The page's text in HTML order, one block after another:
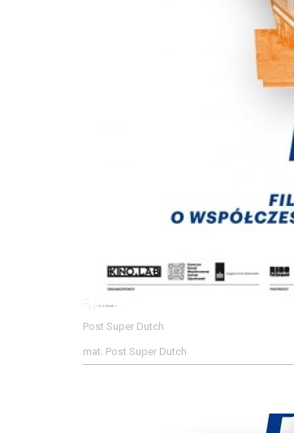
Post Super Dutch
mat. Post Super Dutch